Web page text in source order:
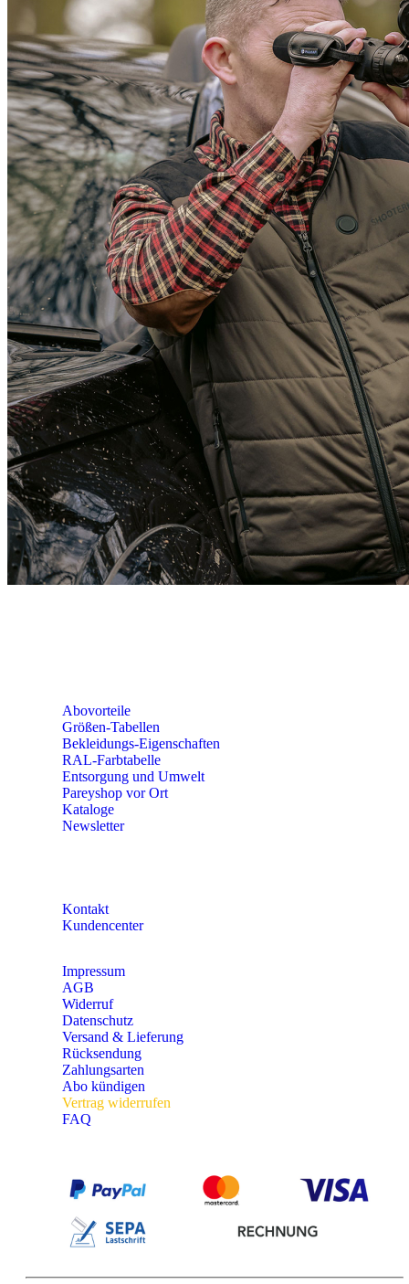
Oberstoff: 100 % Polyester
SHOOTTEX® Membrane: 100 % Polyurethan-Membrane (PU)
10.000mm Wassersäule
Atmungsaktivität: 10.000 g/qm/24h
Futter: 100 % Polyester
Details zur Produktsicherheit
Im Rahmen der EU-Verordnung sind wir verpflichtet, Informationen
über den verantwortlichen Wirtschaftsakteur bereitzustellen. Dieser
ist für die Einhaltung der EU-Vorschriften zu unseren Produkten
verantwortlich.
Kind Albrecht GmbH
Herrmann-Kind-Straße 18
51645 Gummersbach-Hunstig
DEUTSCHLAND
info@akah.de
PAREYSHOP – Der Onlineshop für Jagen&Angeln
PAREYSHOP
Telefon: +49 (0) 2604 / 978 888
e-mail: kundencenter@paulparey.de
Mo – Fr 9:00 – 15:00 Uhr
SEMINARE
seminare@paulparey.de
PAREYSHOP VOR ORT
Abovorteile
Größen-Tabellen
Bekleidungs-Eigenschaften
RAL-Farbtabelle
Entsorgung und Umwelt
Pareyshop vor Ort
Kataloge
Newsletter
Kontakt
Kundencenter
Impressum
AGB
Widerruf
Datenschutz
Versand & Lieferung
Rücksendung
Zahlungsarten
Abo kündigen
Vertrag widerrufen
FAQ